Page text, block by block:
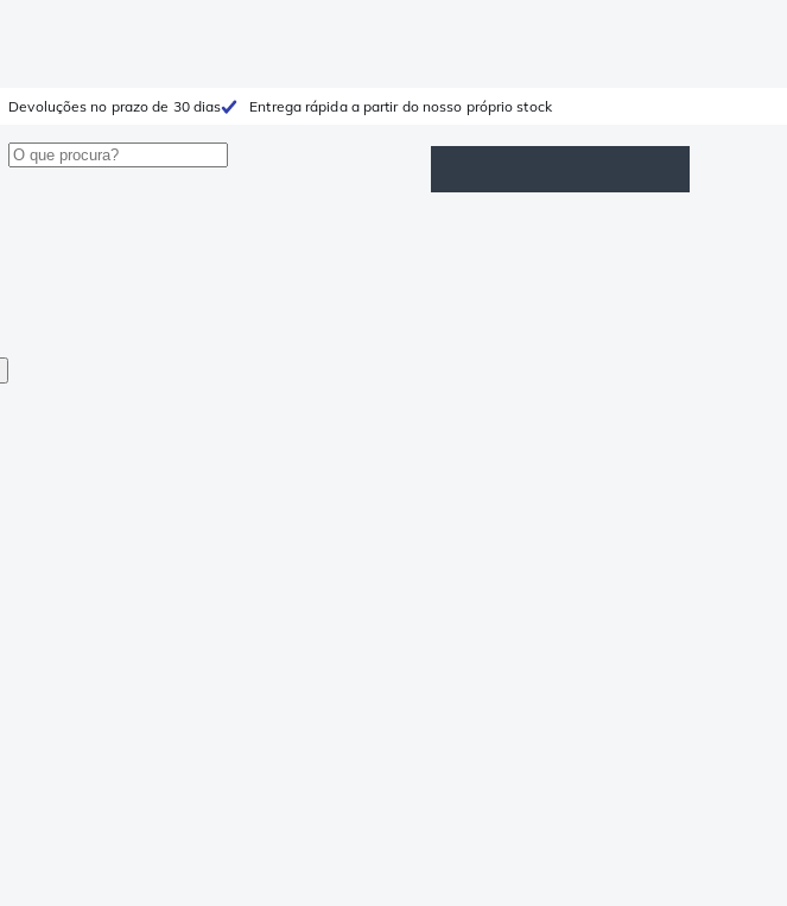
Devoluções no prazo de 30 dias Entrega rápida a partir do nosso próprio stock